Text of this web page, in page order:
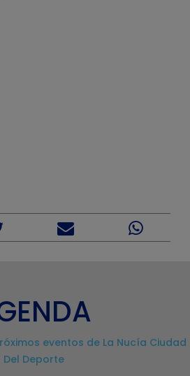
eventos de La Nucía Ciudad
Del Deporte